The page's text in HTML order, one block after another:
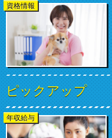
資格情報
ピックアップ
年収給与